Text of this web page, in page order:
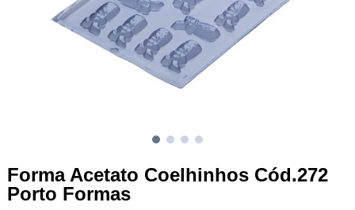
Forma Acetato Coelhinhos Cód.272
Porto Formas